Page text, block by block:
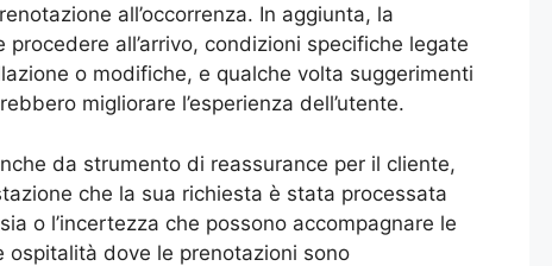
all’occorrenza. In aggiunta, la
all’arrivo, condizioni specifiche legate
o modifiche, e qualche volta suggerimenti
migliorare l’esperienza dell’utente.
da strumento di reassurance per il cliente,
che la sua richiesta è stata processata
o l’incertezza che possono accompagnare le
dove le prenotazioni sono